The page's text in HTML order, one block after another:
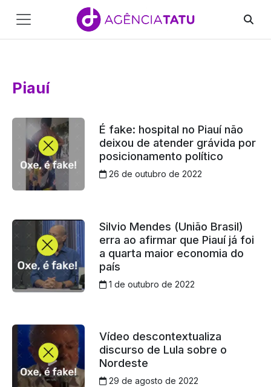
Main
Navigation
Piauí
É fake: hospital no Piauí não
deixou de atender grávida por
posicionamento político
26 de outubro de 2022
Silvio Mendes (União Brasil)
erra ao afirmar que Piauí já foi
a quarta maior economia do
país
1 de outubro de 2022
Vídeo descontextualiza
discurso de Lula sobre o
Nordeste
29 de agosto de 2022